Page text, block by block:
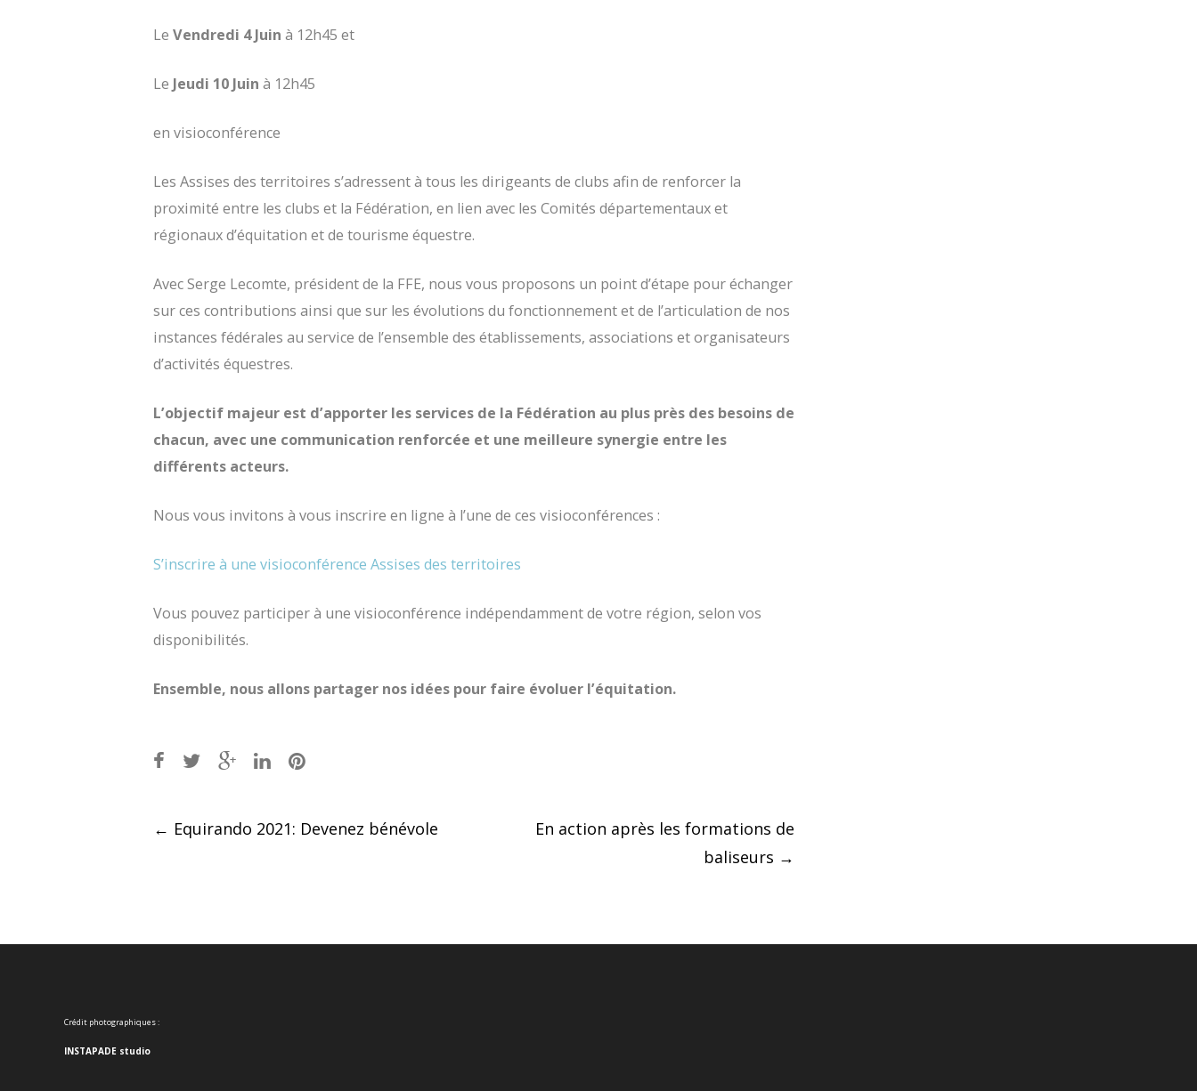
Le Vendredi 4 Juin à 12h45 et
Le Jeudi 10 Juin à 12h45
en visioconférence
Les Assises des territoires s’adressent à tous les dirigeants de clubs afin de renforcer la
proximité entre les clubs et la Fédération, en lien avec les Comités départementaux et
régionaux d’équitation et de tourisme équestre.
Avec Serge Lecomte, président de la FFE, nous vous proposons un point d’étape pour échanger
sur ces contributions ainsi que sur les évolutions du fonctionnement et de l’articulation de nos
instances fédérales au service de l’ensemble des établissements, associations et organisateurs
d’activités équestres.
L’objectif majeur est d’apporter les services de la Fédération au plus près des besoins de
chacun, avec une communication renforcée et une meilleure synergie entre les
différents acteurs.
Nous vous invitons à vous inscrire en ligne à l’une de ces visioconférences :
S’inscrire à une visioconférence Assises des territoires
Vous pouvez participer à une visioconférence indépendamment de votre région, selon vos
disponibilités.
Ensemble, nous allons partager nos idées pour faire évoluer l’équitation.
Post
← Equirando 2021: Devenez bénévole
En action après les formations de
baliseurs →
Crédit photographiques :
INSTAPADE studio